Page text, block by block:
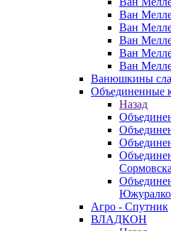
Ван
Ван
Ван
Ван
Ван
Ванюшкины
Объединенные
Назад
Агро - Спутник
ВЛАДКОН